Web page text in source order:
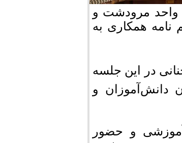
واحد مرودشت و
همکاری به
در این جلسه
دانش‌آموزان و
و حضور